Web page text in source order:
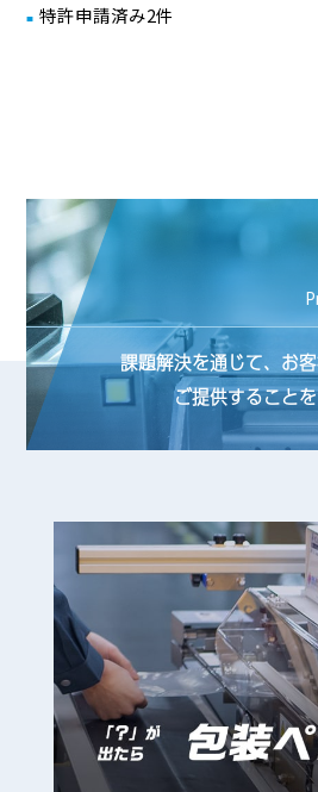
特許申請済み2件
課題解決を通じて、お
ご提供すること